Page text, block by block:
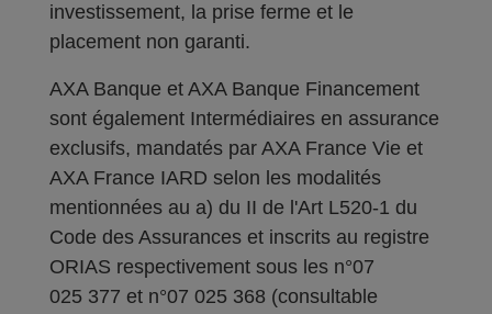
investissement, la prise ferme et le
placement non garanti.
AXA Banque et AXA Banque Financement
sont également Intermédiaires en assurance
exclusifs, mandatés par AXA France Vie et
AXA France IARD selon les modalités
mentionnées au a) du II de l'Art L520-1 du
Code des Assurances et inscrits au registre
ORIAS respectivement sous les n°07
025 377 et n°07 025 368 (consultable